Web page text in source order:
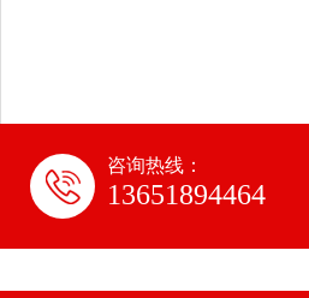
咨询热线：
13651894464